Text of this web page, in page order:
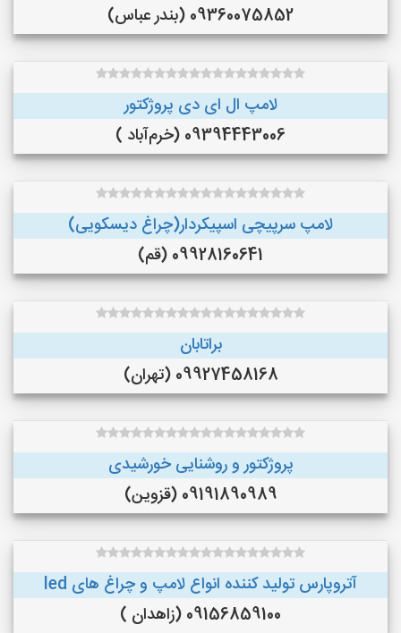
09360075852 (بندر عباس)
لامپ ال ای دی پروژکتور
09394443006 (خرم‌آباد )
لامپ سرپیچی اسپیکردار(چراغ دیسکویی)
09928160641 (قم)
براتابان
09927458168 (تهران)
پروژکتور و روشنایی خورشیدی
09191890989 (قزوین)
آتروپارس تولید کننده انواع لامپ و چراغ های led
09156859100 (زاهدان )